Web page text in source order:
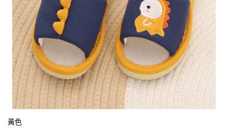
黃色